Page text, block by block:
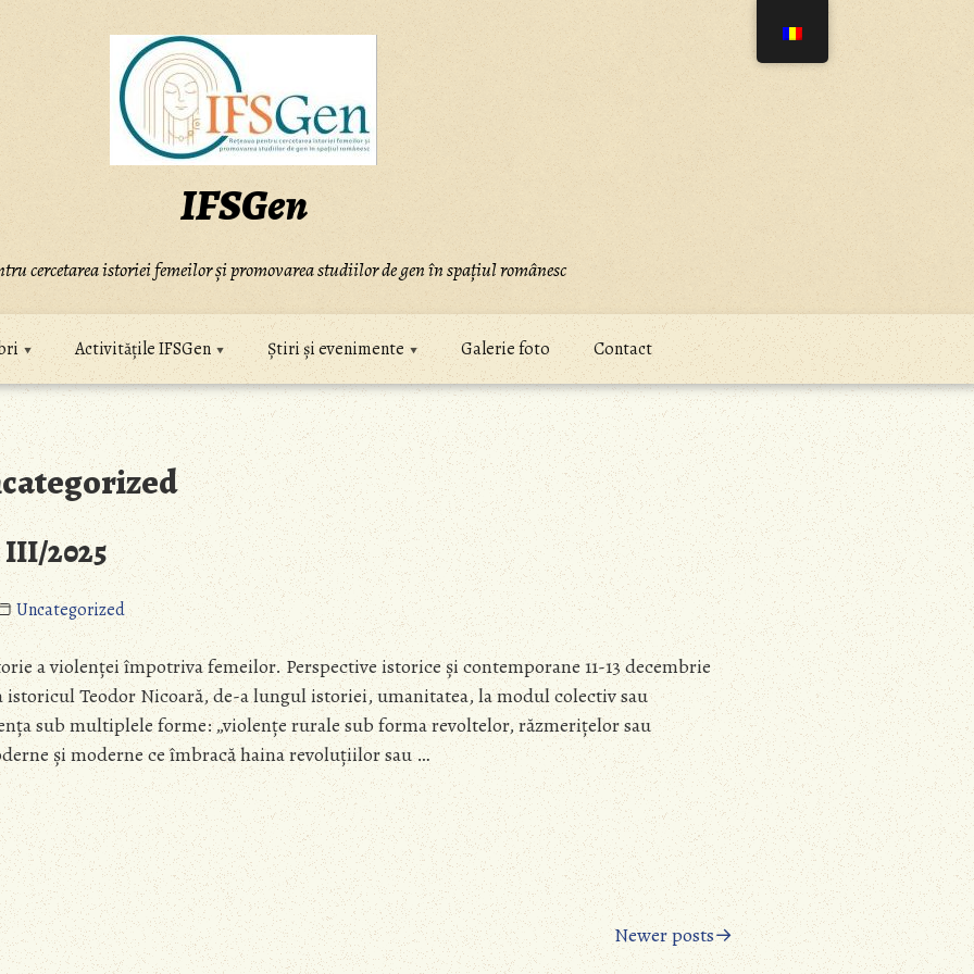
IFSGen
cercetarea istoriei femeilor și promovarea studiilor de gen în spațiul românesc
Activitățile IFSGen Știri și evenimente Galerie foto Contact
2025
Uncategorized
a violenței împotriva femeilor. Perspective istorice și contemporane 11-13 decembrie
Teodor Nicoară, de-a lungul istoriei, umanitatea, la modul colectiv sau
sub multiplele forme: „violențe rurale sub forma revoltelor, răzmerițelor sau
și moderne ce îmbracă haina revoluțiilor sau …
Newer posts→